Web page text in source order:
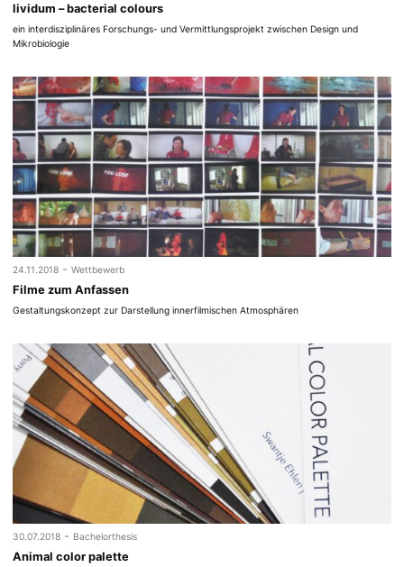
lividum – bacterial colours
ein interdisziplinäres Forschungs- und Vermittlungsprojekt zwischen Design und
Mikrobiologie
24.11.2018 - Wettbewerb
Filme zum Anfassen
Gestaltungskonzept zur Darstellung innerfilmischen Atmosphären
30.07.2018 - Bachelorthesis
Animal color palette